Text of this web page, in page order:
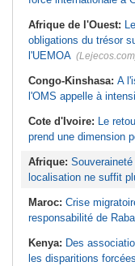
Afrique de l'Ouest:
obligations du trésor
l'UEMOA
Congo-Kinshasa: A
l'OMS appelle à
Cote d'Ivoire: Le
prend une dimension
Afrique:
localisation ne suffit
Maroc: Crise
responsabilité de
Kenya: Des
les disparitions forcées